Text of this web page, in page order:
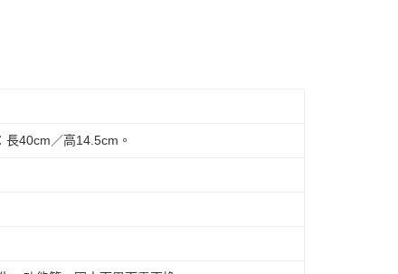
長40cm／高14.5cm。